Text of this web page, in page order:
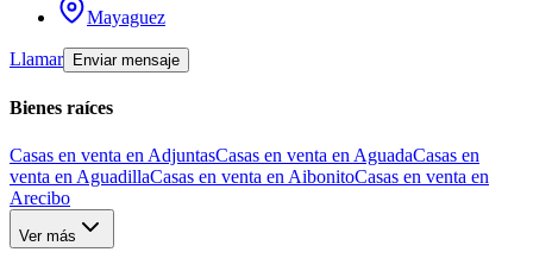
Mayaguez
Llamar Enviar mensaje
Bienes raíces
Casas en venta en AdjuntasCasas en venta en AguadaCasas en
venta en AguadillaCasas en venta en AibonitoCasas en venta en
Arecibo
Ver más